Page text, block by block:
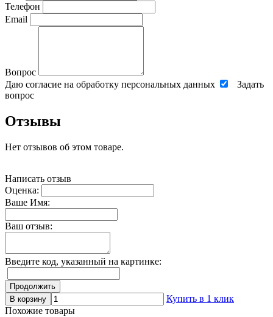
Телефон
Email
Вопрос
Даю согласие на обработку персональных данных
Задать
вопрос
Отзывы
Нет отзывов об этом товаре.
Написать отзыв
Оценка:
Ваше Имя:
Ваш отзыв:
Введите код, указанный на картинке:
Продолжить
В корзину
Купить в 1 клик
Похожие товары